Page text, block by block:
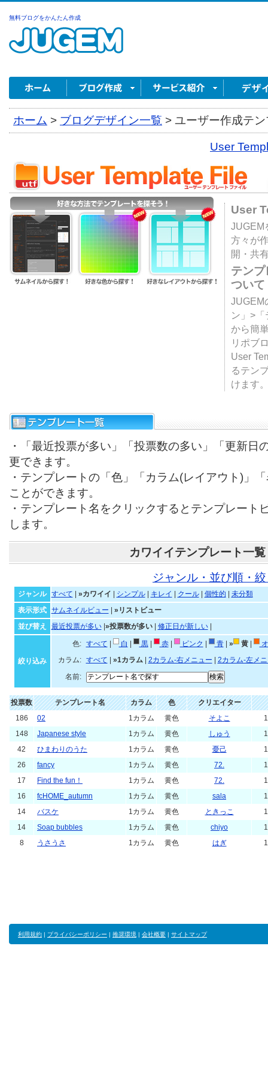
無料ブログをかんたん作成
ホーム > ブログデザイン一覧 > ユーザー作成テ
User
User
JUGEM
方々が
開・共
テン
ついて
JUGEM
ン」>
から簡
リポブ
User
るテン
けます
・「最近投票が多い」「投票数の多い」「更新日
更できます。
・テンプレートの「色」「カラム(レイアウト)」
ことができます。
・テンプレート名をクリックするとテンプレート
します。
カワイイテンプレート一覧
ジャンル・並び順・
ジャンル すべて »カワイイ シンプル| キレイ クール| 個性的
未分類
表示形式
サムネイルビュー
»リストビュー
並び替え
最近投票が多い| »投票数が多い| 修正日が新しい|
絞り込み
色: すべて 白 黒| 赤| ピンク 青| » 黄|
カラム:
すべて »1カラム| 2カラム-右メニュー
2カラム-左メ
名前:
投票数 テンプレート名 カラム 色
クリエイター
186
02 1カラム 黄色 そよこ
148
Japanese style 1カラム 黄色 しゅう
42
ひまわりのうた 1カラム 黄色 憂己
26
fancy 1カラム 黄色 72.
17
Find the fun！ 1カラム 黄色 72.
16
fcHOME_autumn 1カラム 黄色 sala
14
バスケ 1カラム 黄色 ときっこ
14
Soap bubbles 1カラム 黄色 chiyo
8
うさうさ 1カラム 黄色 はぎ
利用規約 | プライバシーポリシー | 推奨環境 | 会社概要 | サイトマップ